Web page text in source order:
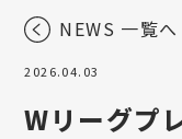
NEWS 一覧へ
2026.04.03
Wリーグプ